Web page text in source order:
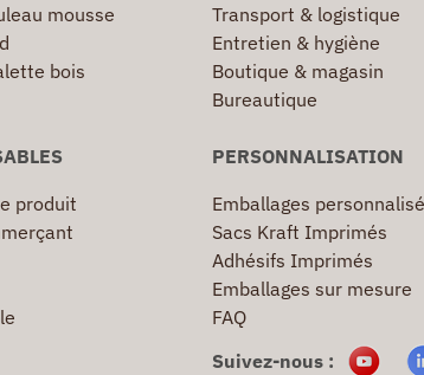
mousse
bois
Transport & logistique
Entretien & hygiène
Boutique & magasin
Bureautique
produit
PERSONNALISATION
Emballages
Sacs Kraft Imprimés
Adhésifs Imprimés
Emballages sur mesure
FAQ
Suivez-nous :